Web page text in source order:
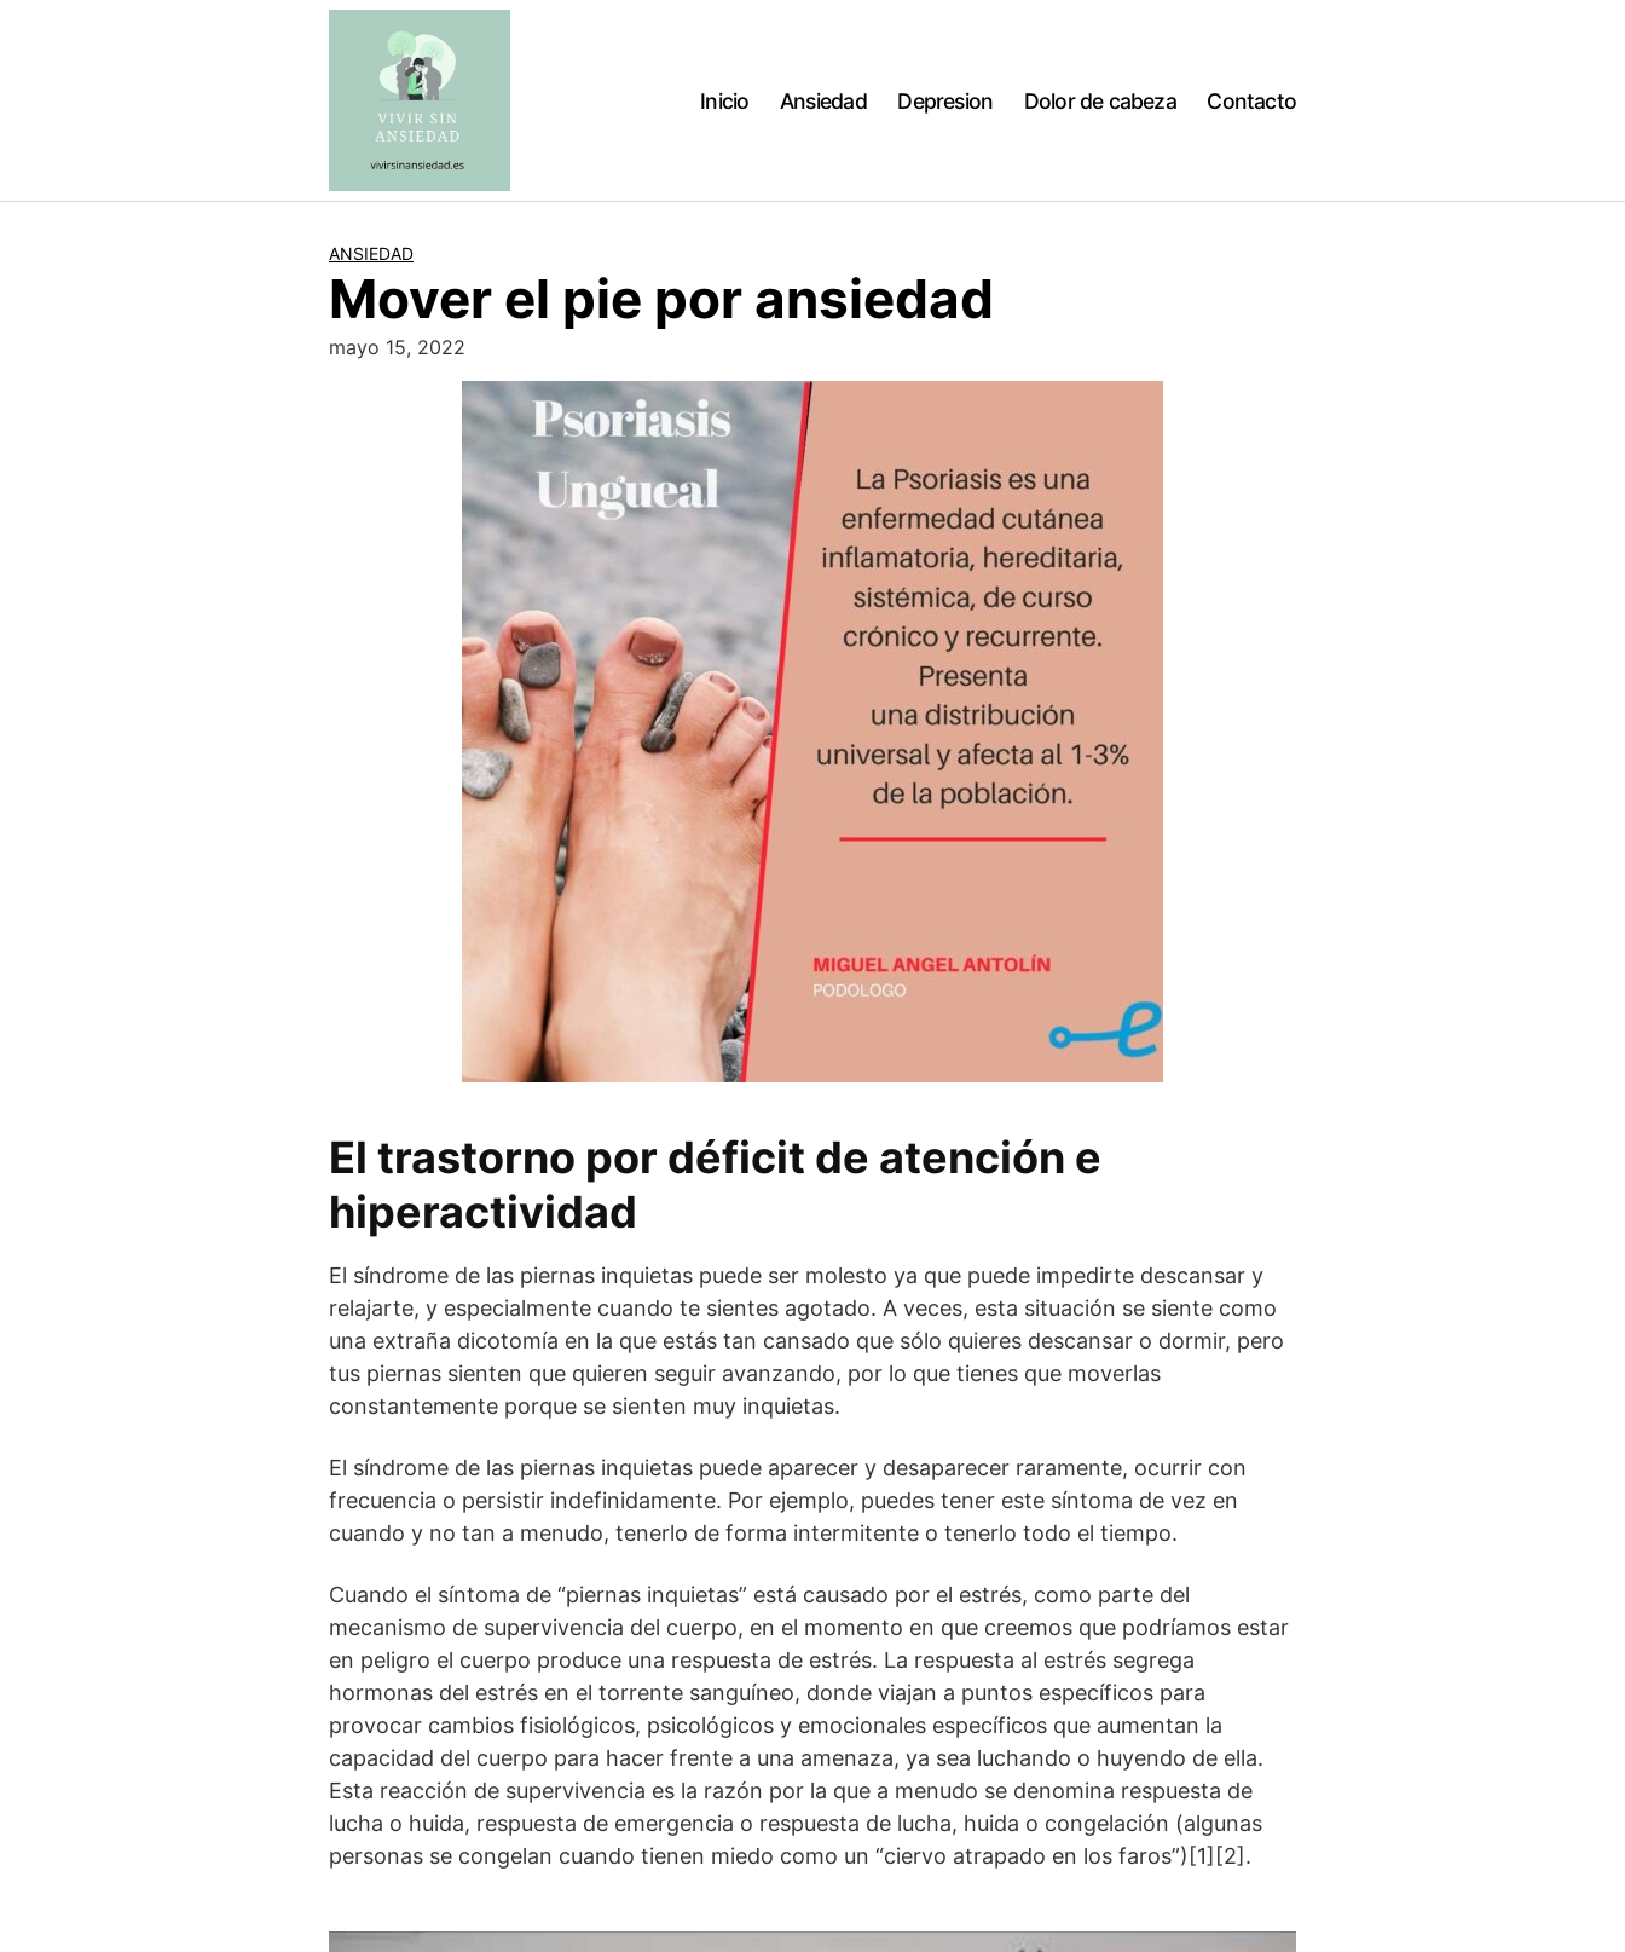
Inicio Ansiedad Depresion Dolor de cabeza Contacto
ANSIEDAD
Mover el pie por ansiedad
mayo 15, 2022
El trastorno por déficit de atención e
hiperactividad
El síndrome de las piernas inquietas puede ser molesto ya que puede impedirte descansar y
relajarte, y especialmente cuando te sientes agotado. A veces, esta situación se siente como
una extraña dicotomía en la que estás tan cansado que sólo quieres descansar o dormir, pero
tus piernas sienten que quieren seguir avanzando, por lo que tienes que moverlas
constantemente porque se sienten muy inquietas.
El síndrome de las piernas inquietas puede aparecer y desaparecer raramente, ocurrir con
frecuencia o persistir indefinidamente. Por ejemplo, puedes tener este síntoma de vez en
cuando y no tan a menudo, tenerlo de forma intermitente o tenerlo todo el tiempo.
Cuando el síntoma de “piernas inquietas” está causado por el estrés, como parte del
mecanismo de supervivencia del cuerpo, en el momento en que creemos que podríamos estar
en peligro el cuerpo produce una respuesta de estrés. La respuesta al estrés segrega
hormonas del estrés en el torrente sanguíneo, donde viajan a puntos específicos para
provocar cambios fisiológicos, psicológicos y emocionales específicos que aumentan la
capacidad del cuerpo para hacer frente a una amenaza, ya sea luchando o huyendo de ella.
Esta reacción de supervivencia es la razón por la que a menudo se denomina respuesta de
lucha o huida, respuesta de emergencia o respuesta de lucha, huida o congelación (algunas
personas se congelan cuando tienen miedo como un “ciervo atrapado en los faros”)[1][2].